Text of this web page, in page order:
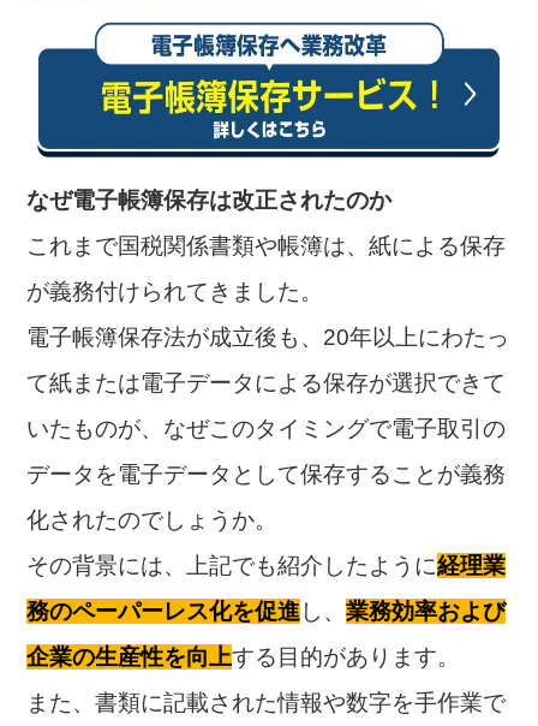
なぜ電子帳簿保存は改正されたのか
これまで国税関係書類や帳簿は、紙による保存
が義務付けられてきました。
電子帳簿保存法が成立後も、20年以上にわたっ
て紙または電子データによる保存が選択できて
いたものが、なぜこのタイミングで電子取引の
データを電子データとして保存することが義務
化されたのでしょうか。
その背景には、上記でも紹介したように経理業
務のペーパーレス化を促進 し、業務効率および
企業の生産性を向上する目的があります。
また、書類に記載された情報や数字を手作業で